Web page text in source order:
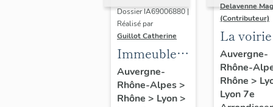
Dossier IA69006880 |
Réalisé par
Guillot Catherine
Immeubles,
maisons
Auvergne-
Rhône-Alpes>
Rhône > Lyon>
Delavenne
(Contributeur)
La
secteur
d'étude
"Saint-
Auvergne-
Rhône-
Rhône >
Lyon 7e